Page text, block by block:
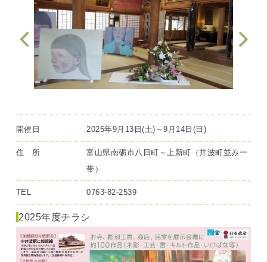
開催日 2025年9月13日(土)～9月14日(日)
住 所
富山県南砺市八日町～上新町（井波町並み一
帯）
TEL 0763-82-2539
2025年度チラシ